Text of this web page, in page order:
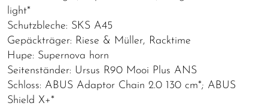
light*
Schutzbleche: SKS A45
Gepäckträger: Riese & Müller, Racktime
Hupe: Supernova horn
Seitenständer: Ursus R90 Mooi Plus ANS
Schloss: ABUS Adaptor Chain 2.0 130 cm*; ABUS
Shield X+*